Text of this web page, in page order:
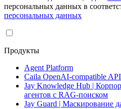
персональных данных в
персональных данных
Продукты
Agent Platform
Caila OpenAI-compatible
Jay Knowledge Hub |
агентов с RAG-поиском
Jay Guard | Маскирование